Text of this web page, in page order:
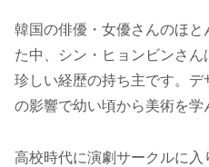
韓国の俳優・女優さんのほ
た中、シン・ヒョンビンさ
珍しい経歴の持ち主です。
の影響で幼い頃から美術を学
高校時代に演劇サークルに